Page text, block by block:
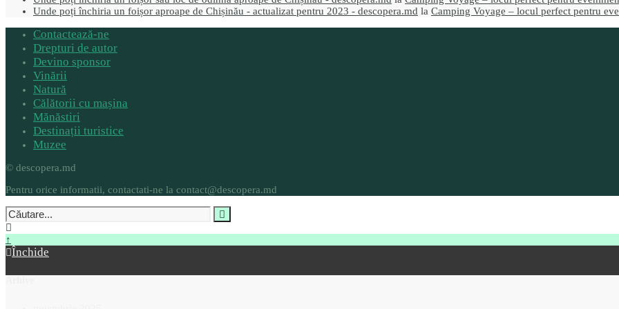
Unde poți închiria un foișor aproape de Chișinău - actualizat pentru 2023 - descopera.md la Camping Voyage – locul perfect pentru
Contactează-ne
Drepturi de autor
Devino sponsor
Vinării
Natură
Călătorii cu mașina
Mănăstiri
Destinații turistice
Muzee
© descopera.md
Pentru orice informatii, contactati-ne la contact@descopera.md
↑
Închide